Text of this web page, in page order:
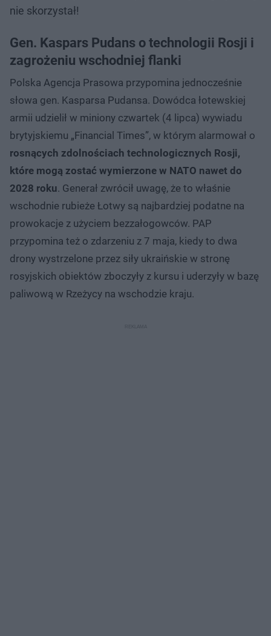
nie skorzystał!
Gen. Kaspars Pudans o technologii Rosji i
zagrożeniu wschodniej flanki
Polska Agencja Prasowa przypomina jednocześnie
słowa gen. Kasparsa Pudansa. Dowódca łotewskiej
armii udzielił w miniony czwartek (4 lipca) wywiadu
brytyjskiemu „Financial Times”, w którym alarmował o
rosnących zdolnościach technologicznych Rosji,
które mogą zostać wymierzone w NATO nawet do
2028 roku. Generał zwrócił uwagę, że to właśnie
wschodnie rubieże Łotwy są najbardziej podatne na
prowokacje z użyciem bezzałogowców. PAP
przypomina też o zdarzeniu z 7 maja, kiedy to dwa
drony wystrzelone przez siły ukraińskie w stronę
rosyjskich obiektów zboczyły z kursu i uderzyły w bazę
paliwową w Rzeżycy na wschodzie kraju.